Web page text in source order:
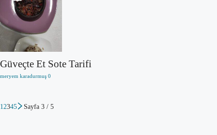
Güveçte Et Sote Tarifi
meryem karadurmuş 0
1 2345 Sayfa 3 / 5